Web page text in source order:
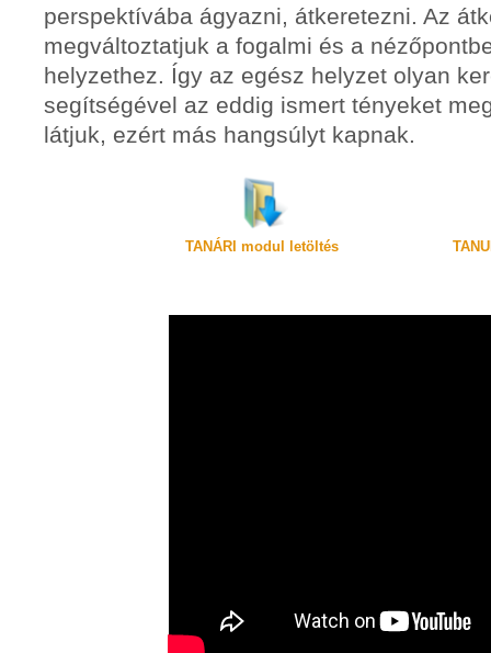
perspektívába ágyazni, átkeretezni. Az
megváltoztatjuk a fogalmi és a
helyzethez. Így az egész helyzet olyan
segítségével az eddig ismert tényeket
látjuk, ezért más hangsúlyt kapnak.
TANÁRI modul letöltés